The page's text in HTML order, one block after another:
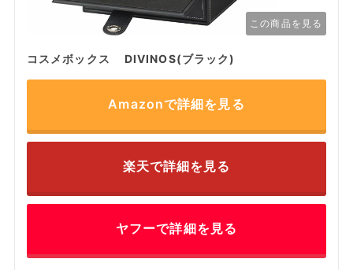
この商品を見る
コスメボックス DIVINOS(ブラック)
Amazonで詳細を見る
楽天で詳細を見る
ヤフーで詳細を見る